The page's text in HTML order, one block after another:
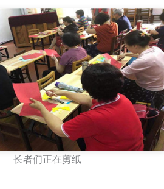
长者们正在剪纸